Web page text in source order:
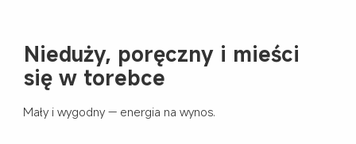
Nieduży, poręczny i mieści
się w torebce
Mały i wygodny — energia na wynos.